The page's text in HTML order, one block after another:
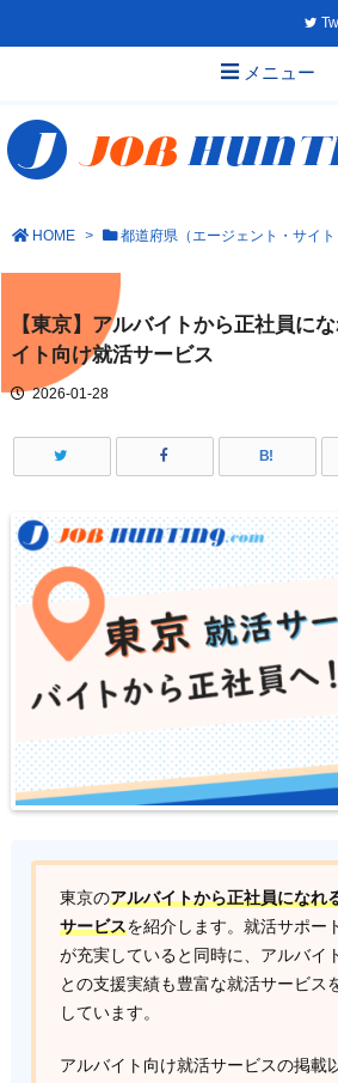
メニュー
HOME > 都道府県（エージェント・サイト
【東京】アルバイトから正社員に
イト向け就活サービス
2026-01-28
B!
東京のアルバイトから正社員になれ
サービスを紹介します。就活サポー
が充実していると同時に、アルバイ
との支援実績も豊富な就活サービス
しています。
アルバイト向け就活サービスの掲載